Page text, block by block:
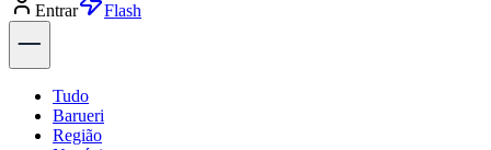
Entrar
Explorar
Tudo
Barueri
Região